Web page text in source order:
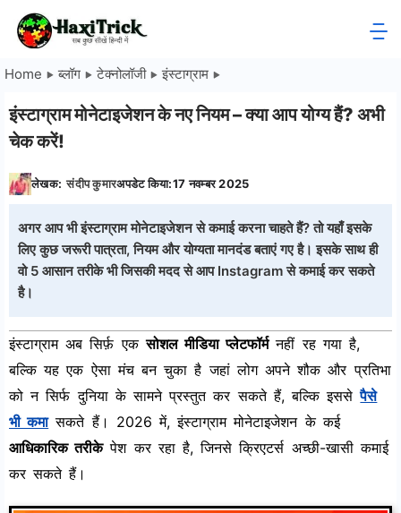
Skip
कुछ
जाने
हिंदी
Home ब्लॉग टेक्नोलॉजी इंस्टाग्राम
इंस्टाग्राम मोनेटाइजेशन के नए नियम – क्या आप योग्य हैं? अभी
चेक करें!
लेखक: संदीप कुमारअपडेट किया:17 नवम्बर 2025
अगर आप भी इंस्टाग्राम मोनेटाइजेशन से कमाई करना चाहते हैं? तो यहाँ इसके
लिए कुछ जरूरी पात्रता, नियम और योग्यता मानदंड बताएं गए है। इसके साथ ही
वो 5 आसान तरीके भी जिसकी मदद से आप Instagram से कमाई कर सकते
है।
इंस्टाग्राम अब सिर्फ़ एकसोशल मीडिया प्लेटफॉर्मनहीं रह गया है,
बल्कि यह एक ऐसा मंच बन चुका है जहां लोग अपने शौक और प्रतिभा
को न सिर्फ दुनिया के सामने प्रस्तुत कर सकते हैं, बल्कि इससेपैसे
भी कमासकते हैं। 2026 में, इंस्टाग्राम मोनेटाइजेशन के कई
आधिकारिक तरीकेपेश कर रहा है, जिनसे क्रिएटर्स अच्छी-खासी कमाई
कर सकते हैं।